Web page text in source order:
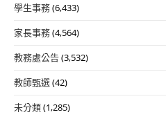
學生事務(6,433)
家長事務(4,564)
教務處公告(3,532)
教師甄選(42)
未分類(1,285)